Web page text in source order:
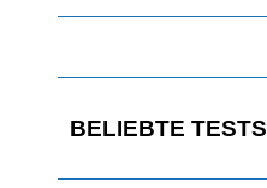
BELIEBTE TESTS